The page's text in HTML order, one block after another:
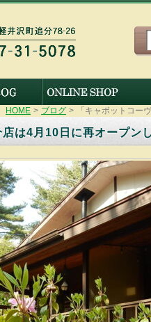
HOME > ブログ > 「キャボットコー
は4月10日に再オープン